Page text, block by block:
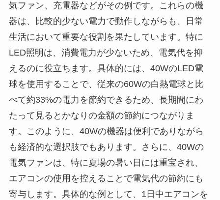
気ファン、充電器などがその例です。これらの機
器は、比較的少ない電力で動作しながらも、日常
生活において重要な役割を果たしています。特に
LED照明は、消費電力が少ないため、電気代を抑
えるのに役立ちます。具体的には、40WのLED電
球を使用することで、従来の60Wの白熱電球と比
べて約33%の電力を節約できるため、長期間にわ
たって見るとかなりの金額の節約につながりま
す。このように、40Wの機器は便利でありながら
も経済的な選択肢でもあります。さらに、40Wの
電気ファンは、特に夏場の暑い日には重宝され、
エアコンの使用を控えることで電気代の節約にも
寄与します。具体的な例として、1日中エアコンを